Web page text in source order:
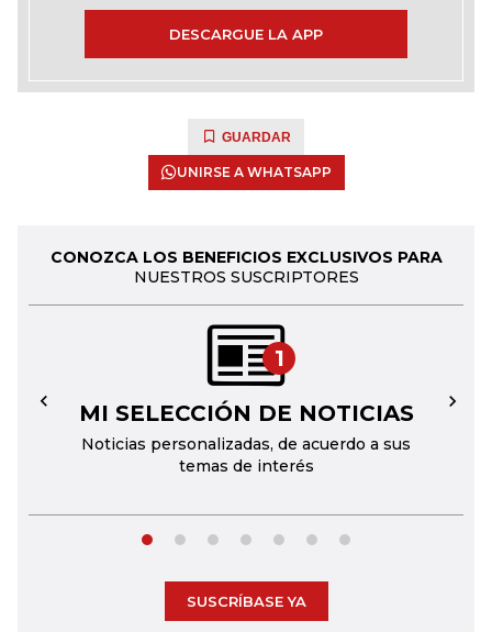
DESCARGUE LA APP
GUARDAR
UNIRSE A WHATSAPP
CONOZCA LOS BENEFICIOS EXCLUSIVOS PARA
NUESTROS SUSCRIPTORES
1
MI SELECCIÓN DE NOTICIAS
Noticias personalizadas, de acuerdo a sus
temas de interés
← →
SUSCRÍBASE YA